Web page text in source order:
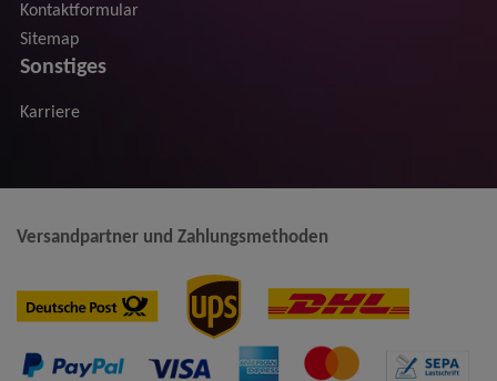
Kontaktformular
Sitemap
Sonstiges
Karriere
Versandpartner und Zahlungsmethoden